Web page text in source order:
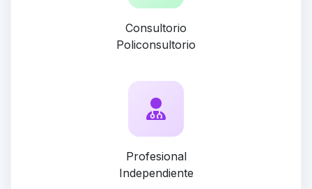
Consultorio
Policonsultorio
Profesional
Independiente